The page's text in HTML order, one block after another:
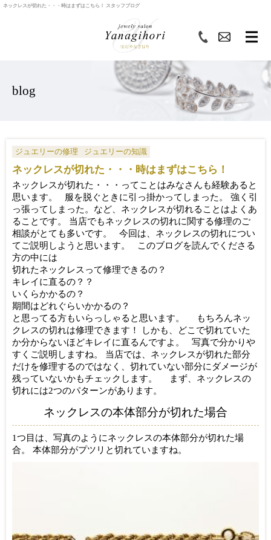
ネックレスが切れた・・・時はまずはこちら！ スタッフブログ
blog
ジュエリーの修理 ジュエリーの知識
ネックレスが切れた・・・時はまずはこちら！
ネックレスが切れた・・・ってことはみなさんも経験あると
思います。 服を脱ぐときに引っ掛かってしまった。 強く引
っ張ってしまった。など、ネックレスが切れることはよくあ
ることです。 当店でもネックレスの切れに関する修理のご
相談がとても多いです。 今回は、ネックレスの切れについ
てご説明しようと思います。 このブログを読んでくださる
方の中には
切れたネックレスって修理できるの？
キレイに直るの？？
いくらかかるの？
期間はどれぐらいかかるの？
と思ってる方もいらっしゃると思います。 もちろんネッ
クレスの切れは修理できます！ しかも、どこで切れていた
か分からないほどキレイに直るんですよ。 写真で分かりや
すくご説明しますね。 当店では、ネックレスが切れた部分
だけを修理するのではなく、切れていない部分にダメージが
残っていないかもチェックします。 まず、ネックレスの
切れには2つのパターンがあります。
ネックレスの本体部分が切れた場合
1つ目は、写真のようにネックレスの本体部分が切れた場
合。 本体部分がプツリと切れていますね。